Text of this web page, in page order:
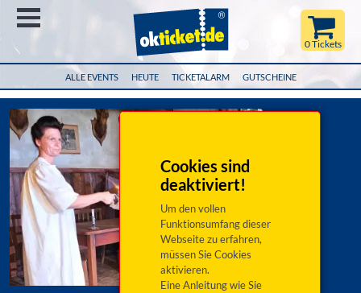
ALLE EVENTS HEUTE TICKETALARM GUTSCHEINE
0 Tickets
Cookies sind
deaktiviert!
Um den vollen
Funktionsumfang dieser
Webseite zu erfahren,
müssen Sie Cookies
aktivieren.
Eine Anleitung wie Sie